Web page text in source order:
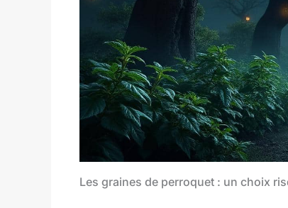
Les graines de perroquet : un choix